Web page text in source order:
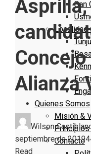
San
Localidad
Quienes Somos
Misión &
Principios
Contacto
Asprilla,
Alianza
Wilson
septiembre de 2019
Read